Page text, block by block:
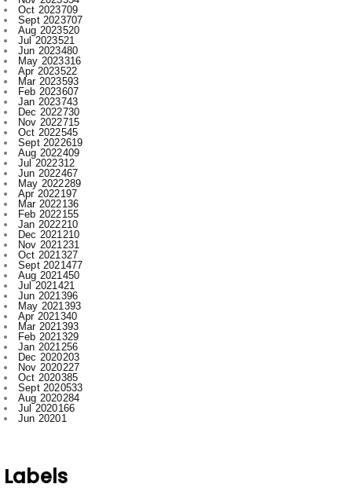
Jun 2023480
May 2023316
Apr 2023522
Mar 2023593
Feb 2023607
Jan 2023743
Dec 2022730
Nov 2022715
Oct 2022545
Sept 2022619
Aug 2022409
Jul 2022312
Jun 2022467
May 2022289
Apr 2022197
Mar 2022136
Feb 2022155
Jan 2022210
Dec 2021210
Nov 2021231
Oct 2021327
Sept 2021477
Aug 2021450
Jul 2021421
Jun 2021396
May 2021393
Apr 2021340
Mar 2021393
Feb 2021329
Jan 2021256
Dec 2020203
Nov 2020227
Oct 2020385
Sept 2020533
Aug 2020284
Jul 2020166
Jun 20201
Ambagarh
Ambagarh Chauki